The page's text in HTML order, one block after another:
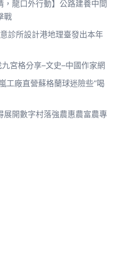
，龍口外行動】公路建養中間
戰
診所設計港地理臺發出本年
宮格分享–文史–中國作家網
工廠直營蘇格蘭球迷險些“喝
展開數字村落強農惠農富農專